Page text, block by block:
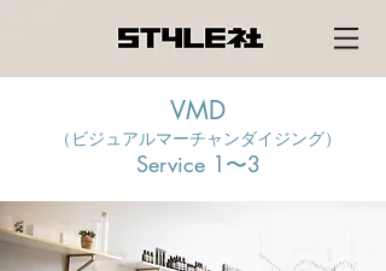
VMD
（ビジュアルマーチャンダイジング）
Service 1〜3